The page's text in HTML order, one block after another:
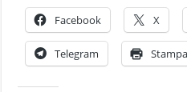
Facebook X
Telegram Stampa